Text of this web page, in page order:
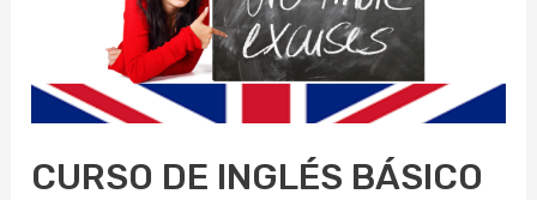
CURSO DE INGLÉS BÁSICO